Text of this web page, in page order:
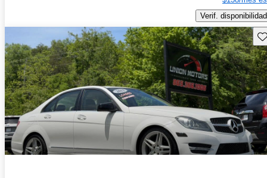
Verif. disponibilidad